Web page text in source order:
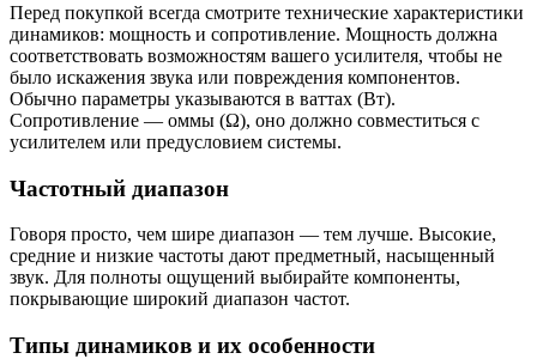
Перед покупкой всегда смотрите технические характеристики
динамиков: мощность и сопротивление. Мощность должна
соответствовать возможностям вашего усилителя, чтобы не
было искажения звука или повреждения компонентов.
Обычно параметры указываются в ваттах (Вт).
Сопротивление — оммы (Ω), оно должно совместиться с
усилителем или предусловием системы.
Частотный диапазон
Говоря просто, чем шире диапазон — тем лучше. Высокие,
средние и низкие частоты дают предметный, насыщенный
звук. Для полноты ощущений выбирайте компоненты,
покрывающие широкий диапазон частот.
Типы динамиков и их особенности